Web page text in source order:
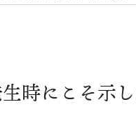
時にこそ示